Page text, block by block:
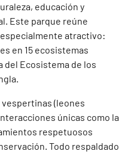
educación y
Este parque reúne
atractivo:
en 15 ecosistemas
Ecosistema de los
(leones
únicas como la
respetuosos
Todo respaldado